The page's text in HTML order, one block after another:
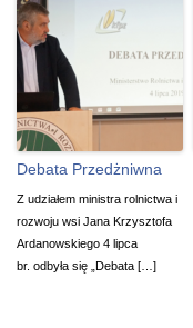
Debata Przedżniwna
Z udziałem ministra rolnictwa i
rozwoju wsi Jana Krzysztofa
Ardanowskiego 4 lipca
br. odbyła się „Debata […]